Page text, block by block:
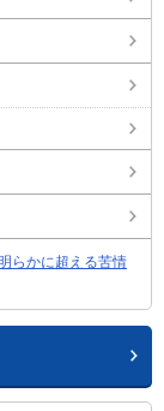
らかに超える苦情